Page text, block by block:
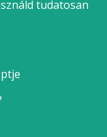
tudatosan